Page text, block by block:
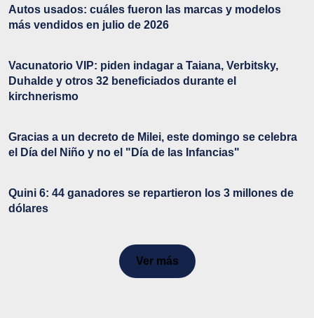
Autos usados: cuáles fueron las marcas y modelos
más vendidos en julio de 2026
Vacunatorio VIP: piden indagar a Taiana, Verbitsky,
Duhalde y otros 32 beneficiados durante el
kirchnerismo
Gracias a un decreto de Milei, este domingo se celebra
el Día del Niño y no el "Día de las Infancias"
Quini 6: 44 ganadores se repartieron los 3 millones de
dólares
Ver más